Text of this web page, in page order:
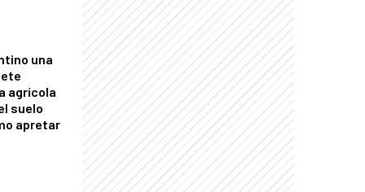
una
agrícola
suelo
apretar